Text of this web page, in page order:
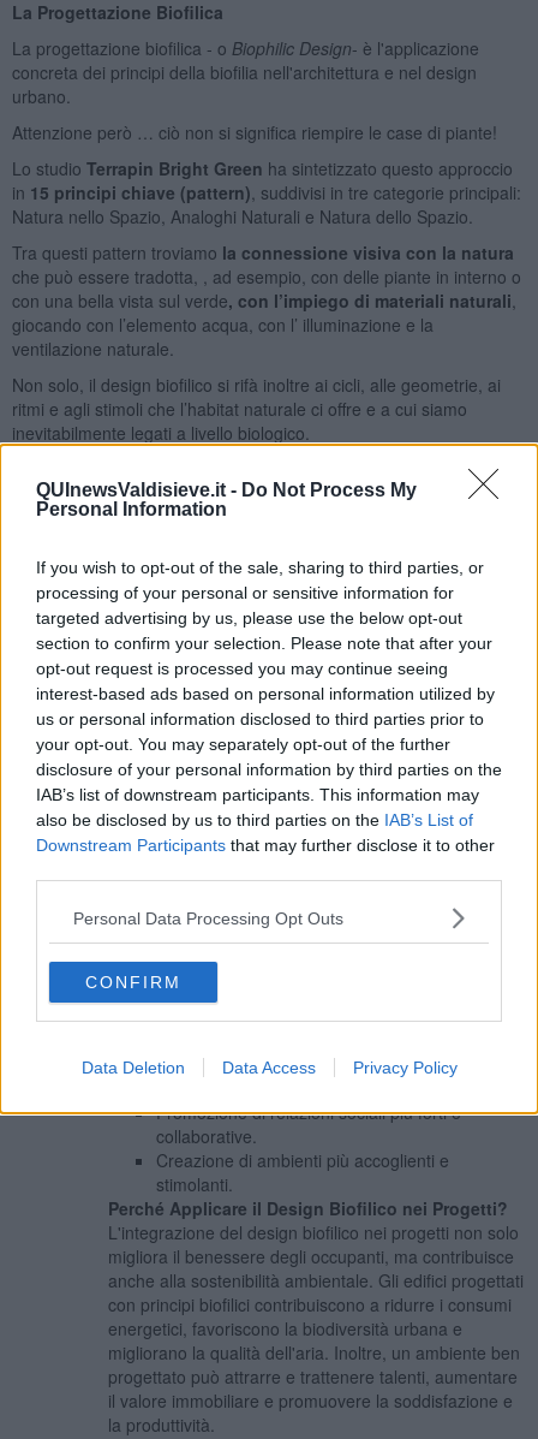
QUInewsValdisieve.it - Do Not Process My
Personal Information
If you wish to opt-out of the sale, sharing to third parties, or
processing of your personal or sensitive information for
targeted advertising by us, please use the below opt-out
section to confirm your selection. Please note that after your
opt-out request is processed you may continue seeing
interest-based ads based on personal information utilized by
us or personal information disclosed to third parties prior to
your opt-out. You may separately opt-out of the further
disclosure of your personal information by third parties on the
IAB’s list of downstream participants. This information may
also be disclosed by us to third parties on the IAB’s List of
Downstream Participants that may further disclose it to other
Personal Data Processing Opt Outs
CONFIRM
Data Deletion Data Access Privacy Policy
La Progettazione Biofilica
La progettazione biofilica - o Biophilic Design- è l'applicazione
concreta dei principi della biofilia nell'architettura e nel design
urbano.
Attenzione però … ciò non si significa riempire le case di piante!
Lo studio Terrapin Bright Green ha sintetizzato questo approccio
in 15 principi chiave (pattern) , suddivisi in tre categorie principali:
Natura nello Spazio, Analoghi Naturali e Natura dello Spazio.
Tra questi pattern troviamo la connessione visiva con la natura
che può essere tradotta, , ad esempio, con delle piante in interno o
con una bella vista sul verde, con l’impiego di materiali naturali
giocando con l’elemento acqua, con l’ illuminazione e la
ventilazione naturale.
Non solo, il design biofilico si rifà inoltre ai cicli, alle geometrie, ai
ritmi e agli stimoli che l’habitat naturale ci offre e a cui siamo
inevitabilmente legati a livello biologico.
Benefici della Progettazione Biofilica
benefici.
1. Benefici Fisiologici:
Riduzione dello stress e dei livelli di cortisolo.
Aumento della concentrazione e delle prestazioni
Rafforzamento del senso di connessione e
Promozione di relazioni sociali più forti e
collaborative.
Creazione di ambienti più accoglienti e
stimolanti.
Perché Applicare il Design Biofilico nei Progetti?
L'integrazione del design biofilico nei progetti non solo
migliora il benessere degli occupanti, ma contribuisce
anche alla sostenibilità ambientale. Gli edifici progettati
con principi biofilici contribuiscono a ridurre i consumi
energetici, favoriscono la biodiversità urbana e
migliorano la qualità dell'aria. Inoltre, un ambiente ben
progettato può attrarre e trattenere talenti, aumentare
il valore immobiliare e promuovere la soddisfazione e
la produttività.